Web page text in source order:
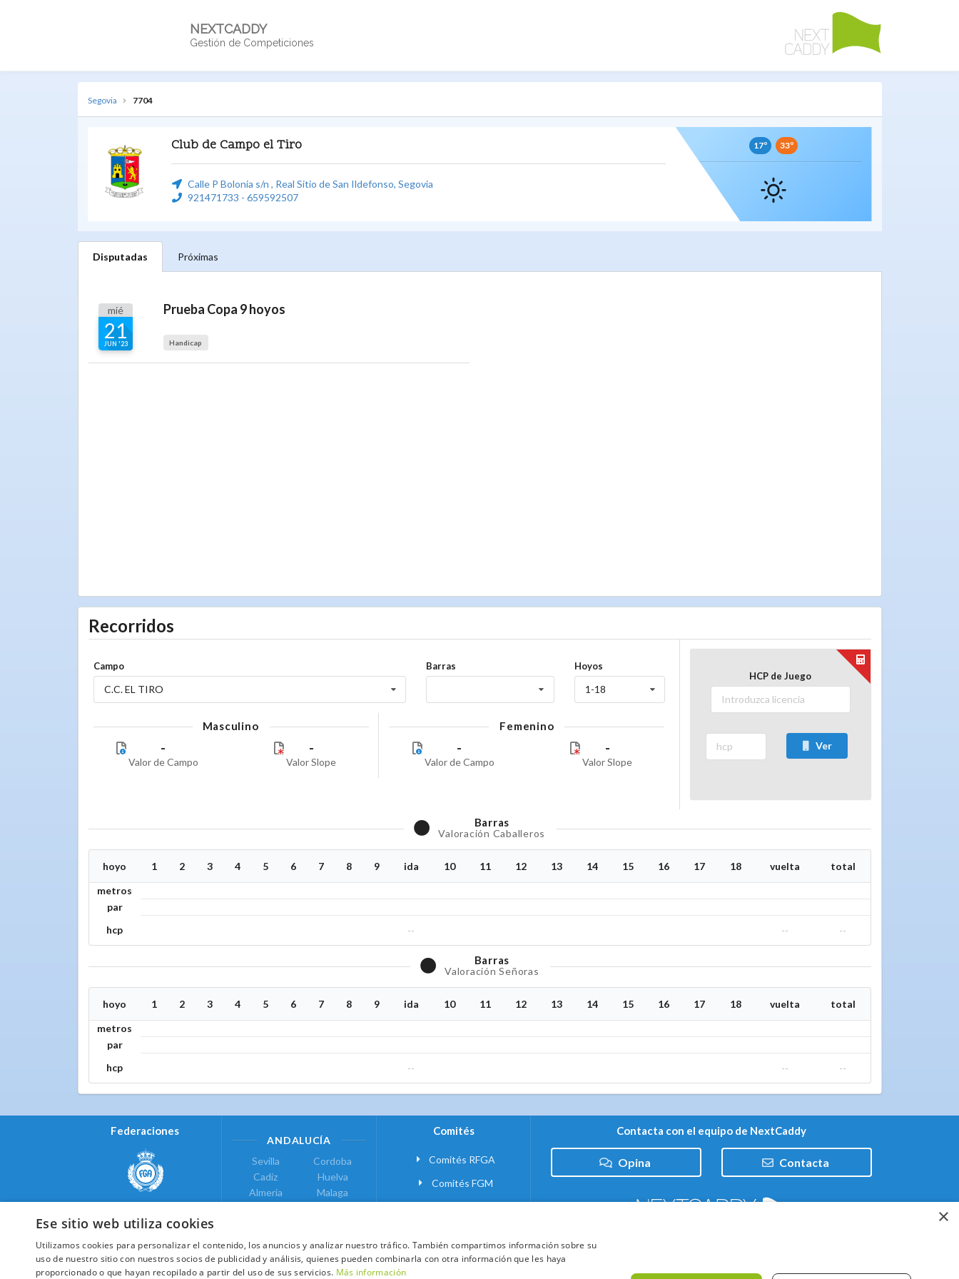
NEXTCADDY
Gestión de Competiciones
Segovia 7704
Club de Campo el Tiro
Calle P Bolonia s/n , Real Sitio de San Ildefonso, Segovia
921471733 - 659592507
17º 33º
Disputadas Próximas
mié
21
JUN '23
Prueba Copa 9 hoyos
Handicap
Recorridos
Campo
C.C. EL TIRO
Barras Hoyos
1-18
Masculino
-
Valor de Campo
-
Valor Slope
Femenino
-
Valor de Campo
-
Valor Slope
HCP de Juego
Ver
Barras
Valoración Caballeros
hoyo 1 2 3 4 5 6 7 8 9 ida 10 11 12 13 14 15 16 17 18 vuelta
total
metros
par
hcp
-- -- --
Barras
Valoración Señoras
hoyo 1 2 3 4 5 6 7 8 9 ida 10 11 12 13 14 15 16 17 18 vuelta
total
metros
par
hcp
-- -- --
Federaciones
Real Federación Andaluza de
Golf
ANDALUCÍA
Sevilla
Cadiz
Almeria
Cordoba
Huelva
Malaga
Valencia
COMUNIDAD DE MADRID
Comités
Comités RFGA
Comités FGM
Contacta con el equipo de NextCaddy
Opina Contacta
×
Ese sitio web utiliza cookies
Utilizamos cookies para personalizar el contenido, los anuncios y analizar nuestro tráfico. También compartimos información sobre su
uso de nuestro sitio con nuestros socios de publicidad y análisis, quienes pueden combinarla con otra información que les haya
proporcionado o que hayan recopilado a partir del uso de sus servicios. Más información